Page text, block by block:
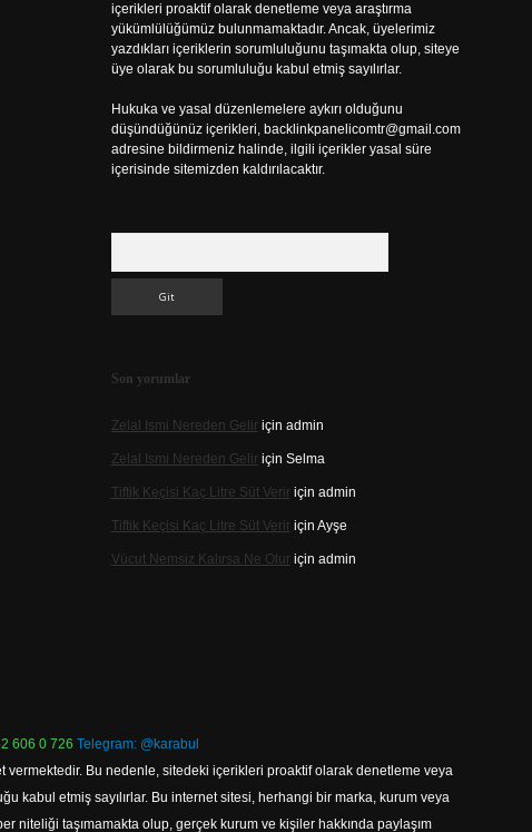
içerikleri proaktif olarak denetleme veya araştırma
yükümlülüğümüz bulunmamaktadır. Ancak, üyelerimiz
yazdıkları içeriklerin sorumluluğunu taşımakta olup, siteye
üye olarak bu sorumluluğu kabul etmiş sayılırlar.
Hukuka ve yasal düzenlemelere aykırı olduğunu
düşündüğünüz içerikleri, backlinkpanelicomtr@gmail.com
adresine bildirmeniz halinde, ilgili içerikler yasal süre
içerisinde sitemizden kaldırılacaktır.
Son yorumlar
Zelal Ismi Nereden Geliriçin admin
Zelal Ismi Nereden Geliriçin Selma
Tiftik Keçisi Kaç Litre Süt Veririçin admin
Tiftik Keçisi Kaç Litre Süt Veririçin Ayşe
Vücut Nemsiz Kalırsa Ne Oluriçin admin
606 0 726 Telegram: @karabul
vermektedir. Bu nedenle, sitedeki içerikleri proaktif olarak denetleme veya
kabul etmiş sayılırlar. Bu internet sitesi, herhangi bir marka, kurum veya
niteliği taşımamakta olup, gerçek kurum ve kişiler hakkında paylaşım